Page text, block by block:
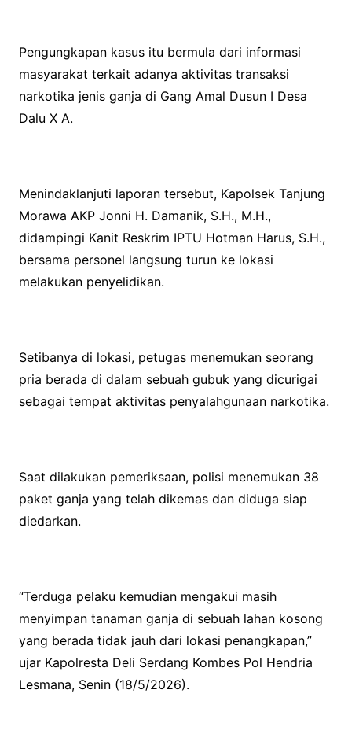
Pengungkapan kasus itu bermula dari informasi
masyarakat terkait adanya aktivitas transaksi
narkotika jenis ganja di Gang Amal Dusun I Desa
Dalu X A.
Menindaklanjuti laporan tersebut, Kapolsek Tanjung
Morawa AKP Jonni H. Damanik, S.H., M.H.,
didampingi Kanit Reskrim IPTU Hotman Harus, S.H.,
bersama personel langsung turun ke lokasi
melakukan penyelidikan.
Setibanya di lokasi, petugas menemukan seorang
pria berada di dalam sebuah gubuk yang dicurigai
sebagai tempat aktivitas penyalahgunaan narkotika.
Saat dilakukan pemeriksaan, polisi menemukan 38
paket ganja yang telah dikemas dan diduga siap
diedarkan.
“Terduga pelaku kemudian mengakui masih
menyimpan tanaman ganja di sebuah lahan kosong
yang berada tidak jauh dari lokasi penangkapan,”
ujar Kapolresta Deli Serdang Kombes Pol Hendria
Lesmana, Senin (18/5/2026).